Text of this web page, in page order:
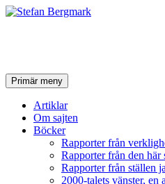
SökPrimär meny Hoppa
till
innehåll
Artiklar
Om sajten
Böcker
Rapporter från
Rapporter från den här
Rapporter från ställen
2000-talets vänster,